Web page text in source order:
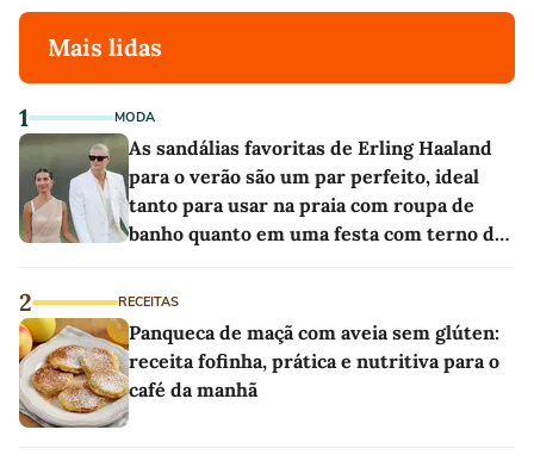
Mais lidas
1 MODA
As sandálias favoritas de Erling Haaland
para o verão são um par perfeito, ideal
tanto para usar na praia com roupa de
banho quanto em uma festa com terno de
2 RECEITAS
Panqueca de maçã com aveia sem glúten:
receita fofinha, prática e nutritiva para o
café da manhã